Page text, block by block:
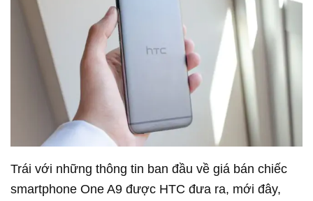
Trái với những thông tin ban đầu về giá bán chiếc
smartphone One A9 được HTC đưa ra, mới đây,